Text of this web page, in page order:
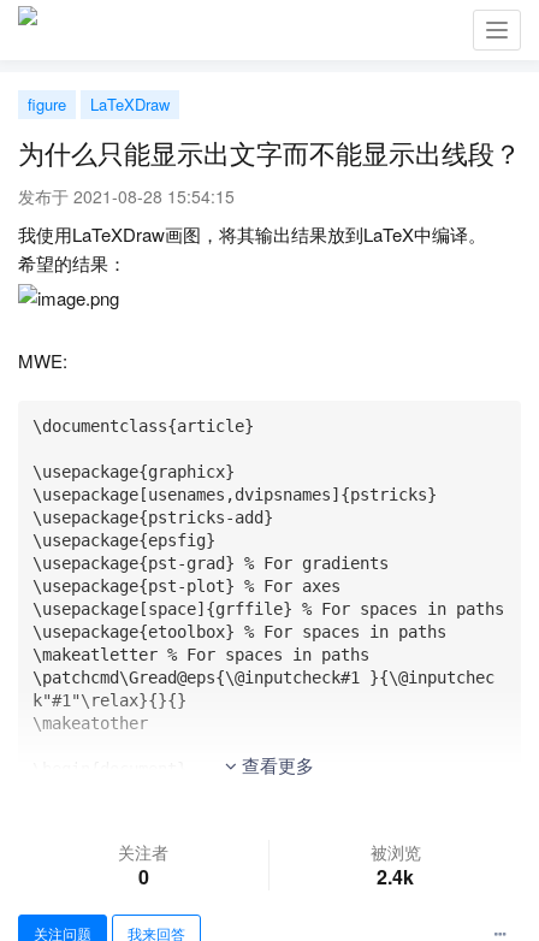
figure LaTeXDraw
为什么只能显示出文字而不能显示出线段？
发布于 2021-08-28 15:54:15
我使用LaTeXDraw画图，将其输出结果放到LaTeX中编译。
希望的结果：
MWE:
\documentclass{article}
\usepackage{graphicx}
\usepackage[usenames,dvipsnames]{pstricks}
\usepackage{pstricks-add}
\usepackage{epsfig}
\usepackage{pst-grad} % For gradients
\usepackage{pst-plot} % For axes
\usepackage[space]{grffile} % For spaces in paths
\usepackage{etoolbox} % For spaces in paths
\makeatletter % For spaces in paths
\patchcmd\Gread@eps{\@inputcheck#1 }{\@inputchec
k"#1"\relax}{}{}
\makeatother
    \psframe[linecolor=black, linewidth=0.04, dim
查看更多
关注者
0
被浏览
2.4k
关注问题 我来回答